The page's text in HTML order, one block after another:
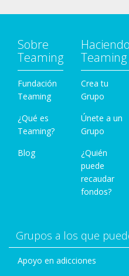
Sobre
Teaming
Fundación
Teaming
¿Qué es
Teaming?
Blog
Haciendo
Teaming
Crea tu
Grupo
Únete a un
Grupo
¿Quién
puede
recaudar
fondos?
Grupos a los que
Apoyo en adicciones